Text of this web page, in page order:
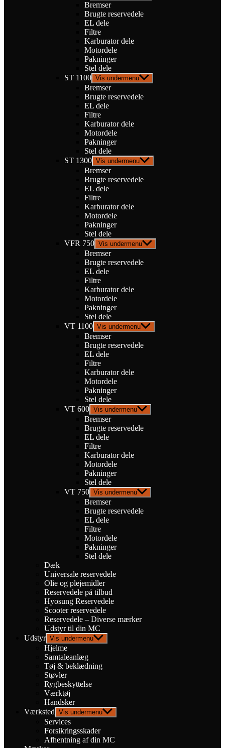
Bremser
Brugte reservedele
EL dele
Filtre
Karburator dele
Motordele
Pakninger
Stel dele
ST 1100 Vis undermenu
Bremser
Brugte reservedele
EL dele
Filtre
Karburator dele
Motordele
Pakninger
Stel dele
ST 1300 Vis undermenu
Bremser
Brugte reservedele
EL dele
Filtre
Karburator dele
Motordele
Pakninger
Stel dele
VFR 750 Vis undermenu
Bremser
Brugte reservedele
EL dele
Filtre
Karburator dele
Motordele
Pakninger
Stel dele
VT 1100 Vis undermenu
Bremser
Brugte reservedele
EL dele
Filtre
Karburator dele
Motordele
Pakninger
Stel dele
VT 600 Vis undermenu
Bremser
Brugte reservedele
EL dele
Filtre
Karburator dele
Motordele
Pakninger
Stel dele
VT 750 Vis undermenu
Bremser
Brugte reservedele
EL dele
Filtre
Motordele
Pakninger
Stel dele
Dæk
Universale reservedele
Olie og plejemidler
Reservedele på tilbud
Hyosung Reservedele
Scooter reservedele
Reservedele – Diverse mærker
Udstyr til din MC
Udstyr Vis undermenu
Hjelme
Samtaleanlæg
Tøj & beklædning
Støvler
Rygbeskyttelse
Værktøj
Handsker
Værksted Vis undermenu
Services
Forsikringsskader
Afhentning af din MC